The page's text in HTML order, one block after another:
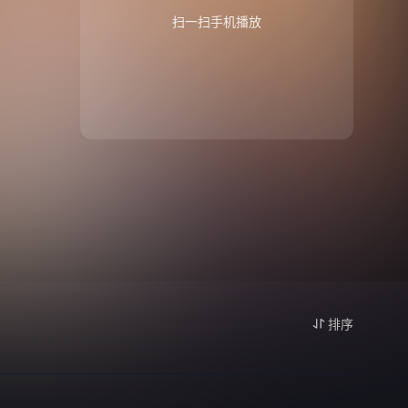
扫一扫手机播放
排序